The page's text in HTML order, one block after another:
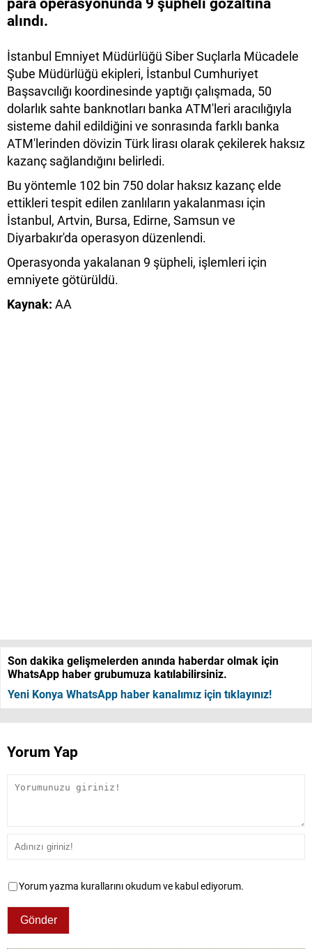
para operasyonunda 9 şüpheli gözaltına
alındı.
İstanbul Emniyet Müdürlüğü Siber Suçlarla Mücadele
Şube Müdürlüğü ekipleri, İstanbul Cumhuriyet
Başsavcılığı koordinesinde yaptığı çalışmada, 50
dolarlık sahte banknotları banka ATM'leri aracılığıyla
sisteme dahil edildiğini ve sonrasında farklı banka
ATM'lerinden dövizin Türk lirası olarak çekilerek haksız
kazanç sağlandığını belirledi.
Bu yöntemle 102 bin 750 dolar haksız kazanç elde
ettikleri tespit edilen zanlıların yakalanması için
İstanbul, Artvin, Bursa, Edirne, Samsun ve
Diyarbakır'da operasyon düzenlendi.
Operasyonda yakalanan 9 şüpheli, işlemleri için
emniyete götürüldü.
Kaynak: AA
Son dakika gelişmelerden anında haberdar olmak için
WhatsApp haber grubumuza katılabilirsiniz.
Yeni Konya WhatsApp haber kanalımız için tıklayınız!
Yorum Yap
Yorum yazma kurallarını okudum ve kabul ediyorum.